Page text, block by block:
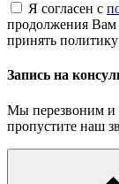
Я согласен с
продолжения Вам
принять
Запись на
Мы перезвоним и
пропустите наш